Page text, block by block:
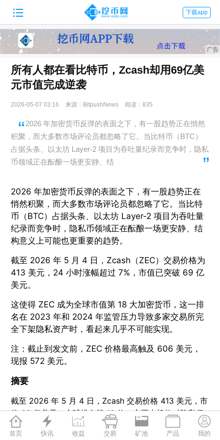
 下载app
所有人都在看比特币，Zcash却用69亿美
元市值完成逆袭
2026-05-07 03:16 来源：BitpushNews 阅读：835
2026 年加密货币反弹的表面之下，有一股趋势正在悄然
积聚，而大多数市场评论员都忽略了它。当比特币（BTC）
占据头条、以太坊 Layer-2 项目为吞吐量纪录而竞争时，隐私
币领域正在酝酿一场更安静、结
2026 年加密货币反弹的表面之下，有一股趋势正在
悄然积聚，而大多数市场评论员都忽略了它。当比特
币（BTC）占据头条、以太坊 Layer-2 项目为吞吐量
纪录而竞争时，隐私币领域正在酝酿一场更安静、结
构意义上可能也更重要的趋势。
截至 2026 年 5 月 4 日，Zcash（ZEC）交易价格为
413 美元，24 小时涨幅超过 7%，市值已突破 69 亿
美元。
这使得 ZEC 成为全球市值第 18 大加密货币，这一排
名在 2023 年和 2024 年监管压力导致多家交易所完
全下架隐私资产时，看起来几乎不可能实现。
注：截止到发文前，ZEC 价格最高触及 606 美元，
现报 572 美元。
摘要
截至 2026 年 5 月 4 日，Zcash 交易价格 413 美元，市
值 69 亿美元，全球排名第 18 位，主要由机构对隐私保
护基础设施的 renewed 兴趣驱动。

首页

快讯

收益

交易

矿池

产品

我的